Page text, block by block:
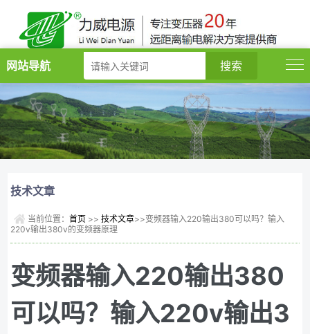
网站导航
技术文章
当前位置：首页 >>技术文章>>变频器输入220输出380可以吗？输入
220v输出380v的变频器原理
变频器输入220输出380
可以吗？输入220v输出3